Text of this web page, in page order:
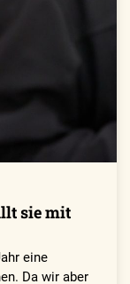
sie mit
eine
Da wir aber